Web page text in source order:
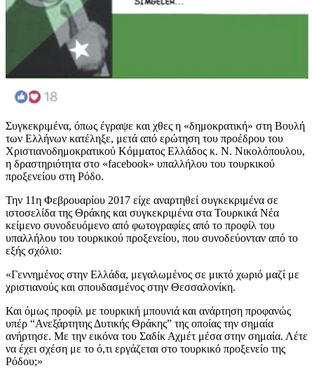
Συγκεκριμένα, όπως έγραψε και χθες η «δημοκρατική» στη Βουλή
των Ελλήνων κατέληξε, μετά από ερώτηση του προέδρου του
Χριστιανοδημοκρατικού Κόμματος Ελλάδος κ. Ν. Νικολόπουλου,
η δραστηριότητα στο «facebook» υπαλλήλου του τουρκικού
προξενείου στη Ρόδο.
Την 11η Φεβρουαρίου 2017 είχε αναρτηθεί συγκεκριμένα σε
ιστοσελίδα της Θράκης και συγκεκριμένα στα Τουρκικά Νέα
κείμενο συνοδευόμενο από φωτογραφίες από το προφίλ του
υπαλλήλου του τουρκικού προξενείου, που συνοδεύονταν από το
εξής σχόλιο:
«Γεννημένος στην Ελλάδα, μεγαλωμένος σε μικτό χωριό μαζί με
χριστιανούς και σπουδασμένος στην Θεσσαλονίκη.
Και όμως προφίλ με τουρκική μπουνιά και ανάρτηση προφανώς
υπέρ “Ανεξάρτητης Δυτικής Θράκης” της οποίας την σημαία
ανήρτησε. Με την εικόνα του Σαδίκ Αχμέτ μέσα στην σημαία. Λέτε
να έχει σχέση με το ό,τι εργάζεται στο τουρκικό προξενείο της
Ρόδου;»